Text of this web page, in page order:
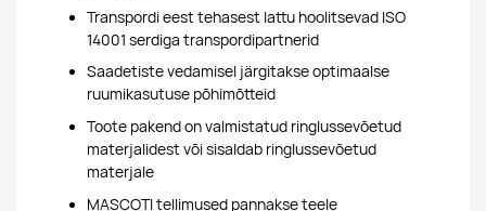
Transpordi eest tehasest lattu hoolitsevad ISO
14001 serdiga transpordipartnerid
Saadetiste vedamisel järgitakse optimaalse
ruumikasutuse põhimõtteid
Toote pakend on valmistatud ringlussevõetud
materjalidest või sisaldab ringlussevõetud
materjale
MASCOTI tellimused pannakse teele